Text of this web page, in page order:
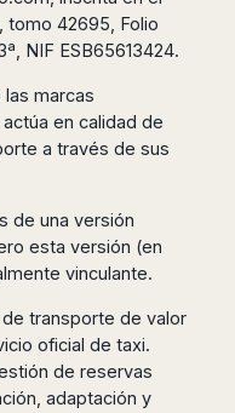
tomo 42695, Folio
NIF ESB65613424.
marcas
en calidad de
a través de sus
de una versión
esta versión (en
vinculante.
transporte de valor
oficial de taxi.
de reservas
adaptación y